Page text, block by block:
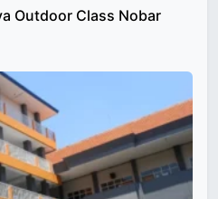
Outdoor Class Nobar